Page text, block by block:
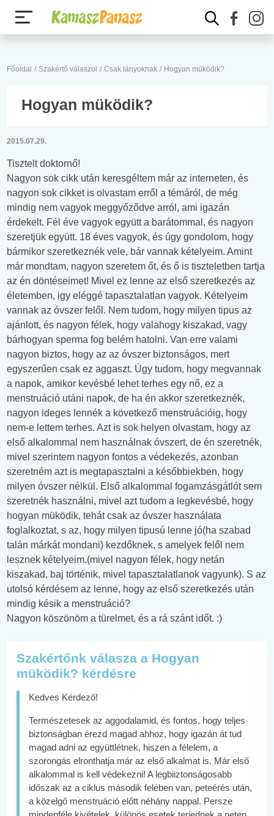
Főoldal / Szakértő válaszol / Csak lányoknak / Hogyan müködik?
Hogyan müködik?
2015.07.29.
Tisztelt doktornő!
Nagyon sok cikk után keresgéltem már az interneten, és
nagyon sok cikket is olvastam erről a témáról, de még
mindig nem vagyok meggyőződve arról, ami igazán
érdekelt. Fél éve vagyok együtt a barátommal, és nagyon
szeretjük együtt. 18 éves vagyok, és úgy gondolom, hogy
bármikor szeretkeznék vele, bár vannak kételyeim. Amint
már mondtam, nagyon szeretem őt, és ő is tiszteletben tartja
az én döntéseimet! Mivel ez lenne az első szeretkezés az
életemben, igy eléggé tapasztalatlan vagyok. Kételyeim
vannak az óvszer felől. Nem tudom, hogy milyen tipus az
ajánlott, és nagyon félek, hogy valahogy kiszakad, vagy
bárhogyan sperma fog belém hatolni. Van erre valami
nagyon biztos, hogy az az óvszer biztonságos, mert
egyszerűen csak ez aggaszt. Úgy tudom, hogy megvannak
a napok, amikor kevésbé lehet terhes egy nő, ez a
menstruáció utáni napok, de ha én akkor szeretkeznék,
nagyon ideges lennék a következő menstruációig, hogy
nem-e lettem terhes. Azt is sok helyen olvastam, hogy az
első alkalommal nem használnak óvszert, de én szeretnék,
mivel szerintem nagyon fontos a védekezés, azonban
szeretném azt is megtapasztalni a későbbiekben, hogy
milyen óvszer nélkül. Első alkalommal fogamzásgátlót sem
szeretnék használni, mivel azt tudom a legkevésbé, hogy
hogyan müködik, tehát csak az óvszer használata
foglalkoztat, s az, hogy milyen tipusú lenne jó(ha szabad
talán márkát mondani) kezdőknek, s amelyek felől nem
lesznek kételyeim.(mivel nagyon félek, hogy netán
kiszakad, baj történik, mivel tapasztalatlanok vagyunk). S az
utolsó kérdésem az lenne, hogy az első szeretkezés után
mindig késik a menstruáció?
Nagyon köszönöm a türelmet, és a rá szánt időt. :)
Szakértőnk válasza a Hogyan
müködik? kérdésre
Kedves Kérdező!
Természetesek az aggodalamid, és fontos, hogy teljes
biztonságban érezd magad ahhoz, hogy igazán át tud
magad adni az együttlétnek, hiszen a félelem, a
szorongás elronthatja már az első alkalmat is. Már első
alkalommal is kell védekezni! A legbiiztonságosabb
időszak az a ciklus második felében van, peteérés után,
a közelgő menstruáció előtt néhány nappal. Persze